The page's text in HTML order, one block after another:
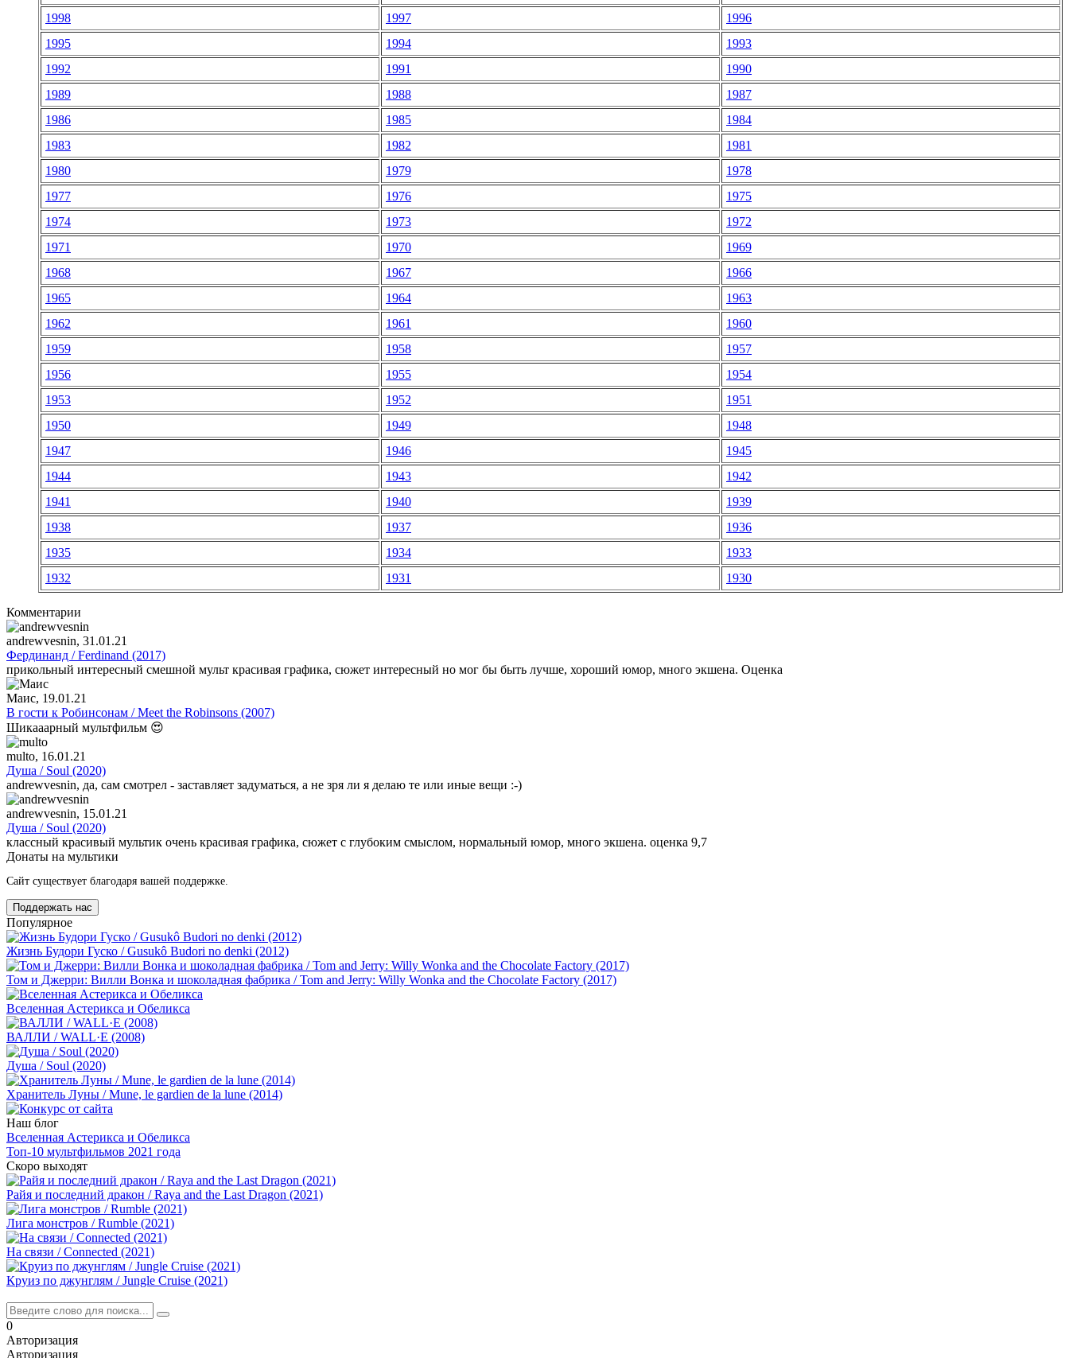
1998
1997
1996
1995
1994
1993
1992
1991
1990
1989
1988
1987
1986
1985
1984
1983
1982
1981
1980
1979
1978
1977
1976
1975
1974
1973
1972
1971
1970
1969
1968
1967
1966
1965
1964
1963
1962
1961
1960
1959
1958
1957
1956
1955
1954
1953
1952
1951
1950
1949
1948
1947
1946
1945
1944
1943
1942
1941
1940
1939
1938
1937
1936
1935
1934
1933
1932
1931 1930
Комментарии
andrewvesnin, 31.01.21
Фердинанд / Ferdinand (2017)
прикольный интересный смешной мульт красивая графика, сюжет интересный но мог бы быть лучше, хороший юмор, много экшена. Оценка
Маис, 19.01.21
В гости к Робинсонам / Meet the Robinsons (2007)
Шикааарный мультфильм 😍
multo, 16.01.21
Душа / Soul (2020)
andrewvesnin, да, сам смотрел - заставляет задуматься, а не зря ли я делаю те или иные вещи :-)
andrewvesnin, 15.01.21
Душа / Soul (2020)
классный красивый мультик очень красивая графика, сюжет с глубоким смыслом, нормальный юмор, много экшена. оценка 9,7
Донаты на мультики
Сайт существует благодаря вашей поддержке.
Поддержать нас
Популярное
Жизнь Будори Гуско / Gusukô Budori no denki (2012)
Том и Джерри: Вилли Вонка и шоколадная фабрика / Tom and Jerry: Willy Wonka and the Chocolate Factory (2017)
Вселенная Астерикса и Обеликса
ВАЛЛИ / WALL·E (2008)
Душа / Soul (2020)
Хранитель Луны / Mune, le gardien de la lune (2014)
Наш блог
Вселенная Астерикса и Обеликса
Топ-10 мультфильмов 2021 года
Скоро выходят
Райя и последний дракон / Raya and the Last Dragon (2021)
Лига монстров / Rumble (2021)
На связи / Connected (2021)
Круиз по джунглям / Jungle Cruise (2021)
0
Авторизация
Авторизация